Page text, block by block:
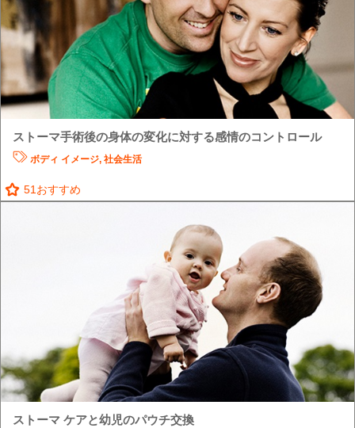
ストーマ手術後の身体の変化に対する感情のコントロール
ボディ イメージ, 社会生活
51 おすすめ
ストーマ ケアと幼児のパウチ交換